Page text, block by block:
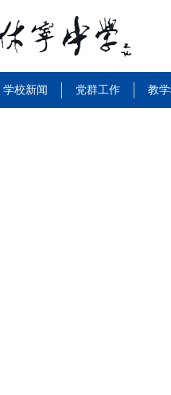
学校新闻 党群工作 教